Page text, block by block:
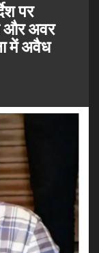
पर
और अवर
में अवैध